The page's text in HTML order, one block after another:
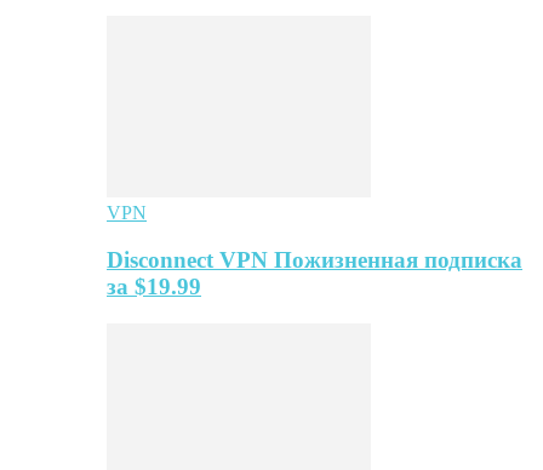
VPN
Disconnect VPN Пожизненная подписка
за $19.99